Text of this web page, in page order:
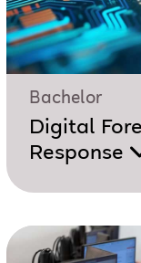
Bachelor
Digital
Response